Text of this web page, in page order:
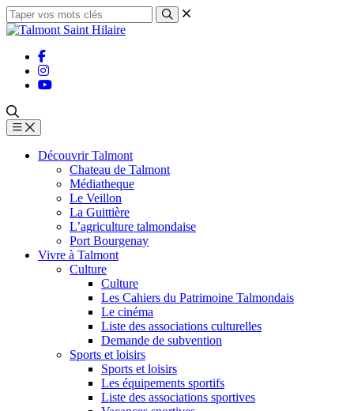
Découvrir Talmont
Chateau de Talmont
Médiatheque
Le Veillon
La Guittière
L’agriculture talmondaise
Port Bourgenay
Vivre à Talmont
Culture
Culture
Les Cahiers du Patrimoine Talmondais
Le cinéma
Liste des associations culturelles
Demande de subvention
Sports et loisirs
Sports et loisirs
Les équipements sportifs
Liste des associations sportives